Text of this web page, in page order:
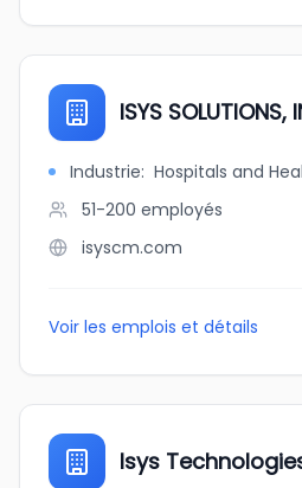
ISYS SOLUTIONS,
Industrie: Hospitals and
51-200 employés
isyscm.com
Voir les emplois et détails
Isys